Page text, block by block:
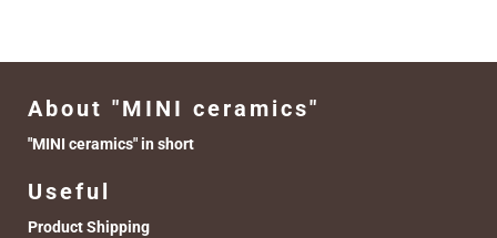
About "MINI ceramics"
"MINI ceramics" in short
Useful
Product Shipping